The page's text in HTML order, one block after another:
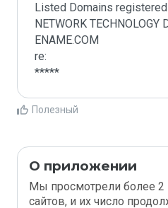
Listed Domains
NETWORK TECHNOLOGY
ENAME.COM
re:
*****
Полезный
О приложении
Мы просмотрели более
сайтов, и их число